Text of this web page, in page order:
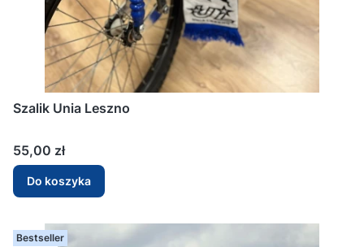
Szalik Unia Leszno
Cena
55,00 zł
Do koszyka
Bestseller